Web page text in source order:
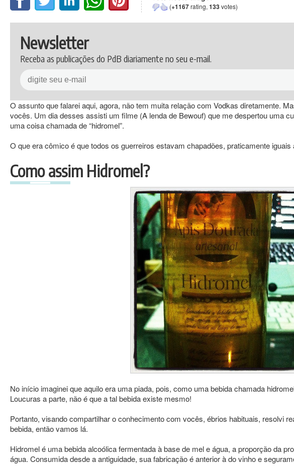
(+1167rating, 133votes)
Newsletter
Receba as publicações do PdB diariamente no seu e-mail.
O assunto que falarei aqui, agora, não tem muita relação com Vodkas diretamente.
vocês. Um dia desses assisti um filme (A lenda de Bewouf) que me despertou uma
uma coisa chamada de “hidromel”.
O que era cômico é que todos os guerreiros estavam chapadões, praticamente
Como assim Hidromel?
No início imaginei que aquilo era uma piada, pois, como uma bebida chamada
Loucuras a parte, não é que a tal bebida existe mesmo!
Portanto, visando compartilhar o conhecimento com vocês, ébrios habituais, resolvi
bebida, então vamos lá.
Hidromel é uma bebida alcoólica fermentada à base de mel e água, a proporção da
água. Consumida desde a antiguidade, sua fabricação é anterior à do vinho e